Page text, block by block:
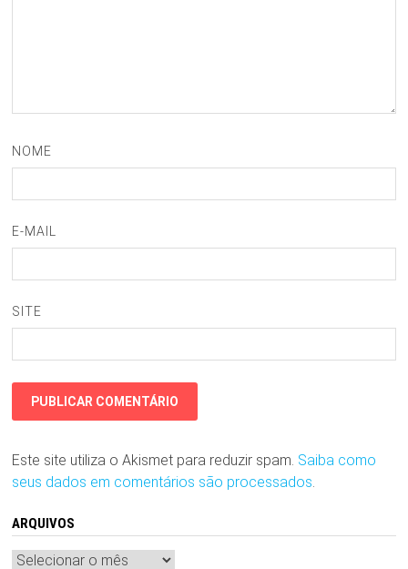
NOME
E-MAIL
SITE
Este site utiliza o Akismet para reduzir spam. Saiba como
seus dados em comentários são processados.
ARQUIVOS
Arquivos